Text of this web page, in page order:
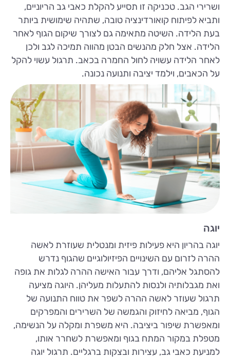
ושרירי הגב. טכניקה זו תסייע להקלת כאבי גב הריוניים,
ותביא לפיתוח קואורדינציה טובה, שתהיה שימושית ביותר
בעת הלידה. השיטה מתאימה גם לצורך שיקום הגוף לאחר
הלידה. אצל חלק מהנשים הבטן מהווה תמיכה לגב ולכן
לאחר הלידה עשויה לחול החמרה בכאב. תרגול עשוי להקל
על הכאבים, וילמד יציבה ותנועה נכונה.
יוגה
יוגה בהריון היא פעילות פיזית ומנטלית שעוזרת לאשה
ההרה לזרום עם השינויים הפיזיולוגיים שהגוף נדרש
להסתגל אליהם, ודרך עבור האישה ההרה לגלות את גופה
ואת מגבלותיה ולנסות להתעלות מעליהן. היוגה מציעה
תרגול שעוזר לאשה ההרה לשפר את טווח התנועה של
הגוף, מביאה לחיזוק והגמשה של השרירים והמפרקים
ומאפשרת שיפור ביציבה. היא משפרת ומקלה על הנשימה,
מטפלת במקור המתח בגוף ומאפשרת לשחרר אותו,
למניעת כאבי גב, עצירות ובצקות ברגליים. תרגול יוגה